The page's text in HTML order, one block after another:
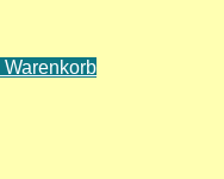
Warenkorb